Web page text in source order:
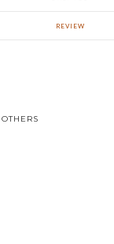
REVIEW
OTHERS